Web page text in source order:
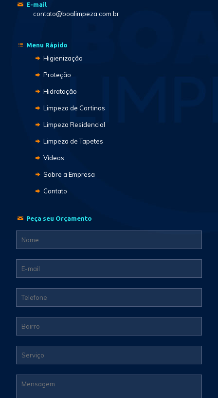
E-mail
contato@boalimpeza.com.br
Menu Rápido
Higienização
Proteção
Hidratação
Limpeza de Cortinas
Limpeza Residencial
Limpeza de Tapetes
Vídeos
Sobre a Empresa
Contato
Peça seu Orçamento